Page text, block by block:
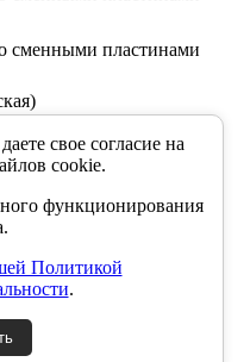
сменными пластинами
пластинами
пластинами
пластинами
свое согласие на
cookie.
функционирования
Политикой
.